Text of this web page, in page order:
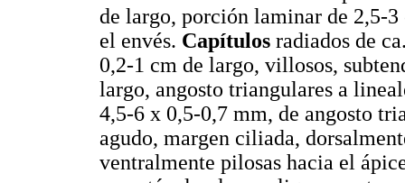
de largo, porción laminar de 2,5-
el envés. Capítulos radiados de
0,2-1 cm de largo, villosos,
largo, angosto triangulares a
4,5-6 x 0,5-0,7 mm, de angosto
agudo, margen ciliada,
ventralmente pilosas hacia el